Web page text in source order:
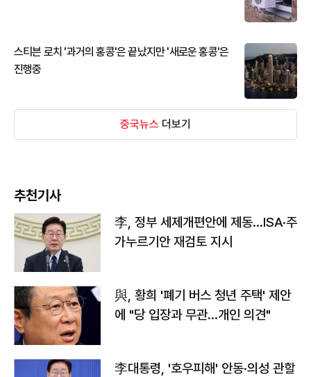
스티븐 로치 '과거의 홍콩'은 끝났지만 '새로운 홍콩'은
진행중
중국뉴스 더보기
추천기사
李, 정부 세제개편안에 제동…ISA·주
가누르기안 재검토 지시
與, 황희 '폐기 버스 청년 주택' 제안
에 "당 입장과 무관…개인 의견"
李대통령, '호우피해' 안동·의성 관할